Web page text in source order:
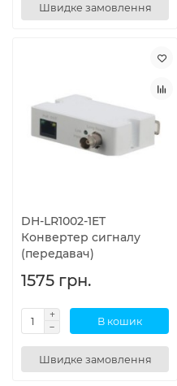
Швидке замовлення
DH-LR1002-1ET
Конвертер сигналу
(передавач)
1575 грн.
В кошик
Швидке замовлення